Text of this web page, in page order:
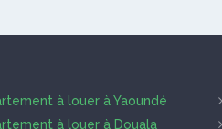
à louer à Yaoundé
à louer à Douala